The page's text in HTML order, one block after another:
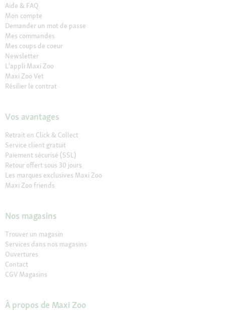
Aide & FAQ
Mon compte
Demander un mot de passe
Mes commandes
Mes coups de coeur
Newsletter
L'appli Maxi Zoo
Maxi Zoo Vet
Résilier le contrat
Vos avantages
Retrait en Click & Collect
Service client gratuit
Paiement sécurisé (SSL)
Retour offert sous 30 jours
Les marques exclusives Maxi Zoo
Maxi Zoo friends
Nos magasins
Trouver un magasin
Services dans nos magasins
Ouvertures
Contact
CGV Magasins
À propos de Maxi Zoo